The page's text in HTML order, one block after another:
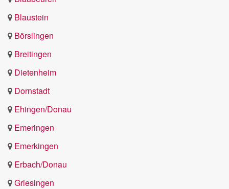
Blaustein
Börslingen
Breitingen
Dietenheim
Dornstadt
Ehingen/Donau
Emeringen
Emerkingen
Erbach/Donau
Griesingen